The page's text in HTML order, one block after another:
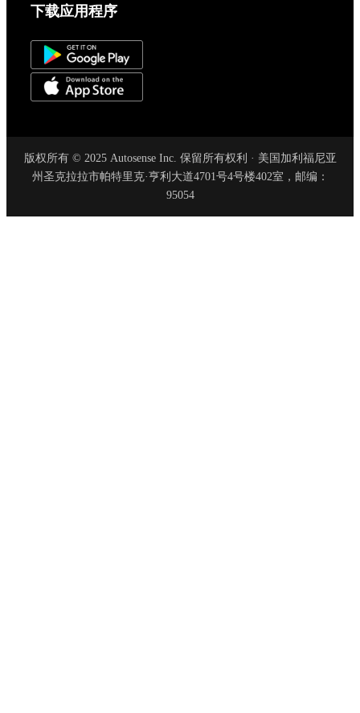
下载应用程序
版权所有 © 2025 Autosense Inc. 保留所有权利 · 美国加利福尼亚
州圣克拉拉市帕特里克·亨利大道4701号4号楼402室，邮编：
95054